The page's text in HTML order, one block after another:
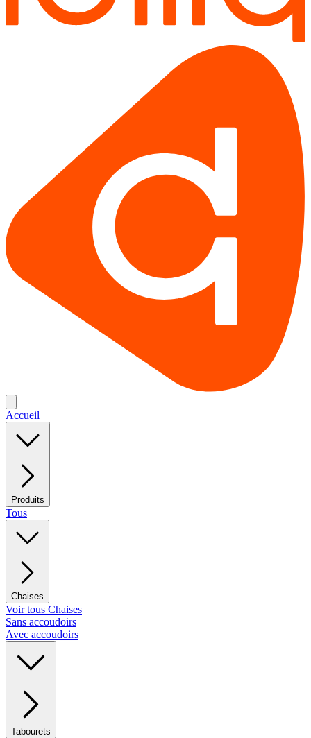
Accueil
Produits
Tous
Chaises
Voir tous Chaises
Sans accoudoirs
Avec accoudoirs
Tabourets